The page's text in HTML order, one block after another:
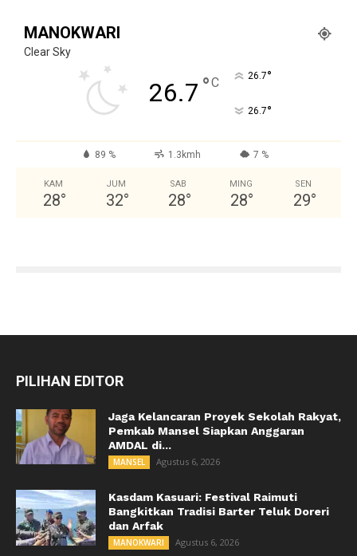
MANOKWARI
Clear Sky
26.7 °C 26.7°
26.7°
89 % 1.3kmh 7 %
KAM
28°
JUM
32°
SAB
28°
MING
28°
SEN
29°
PILIHAN EDITOR
Jaga Kelancaran Proyek Sekolah Rakyat,
Pemkab Mansel Siapkan Anggaran
AMDAL di...
MANSEL Agustus 6, 2026
Kasdam Kasuari: Festival Raimuti
Bangkitkan Tradisi Barter Teluk Doreri
dan Arfak
MANOKWARI Agustus 6, 2026